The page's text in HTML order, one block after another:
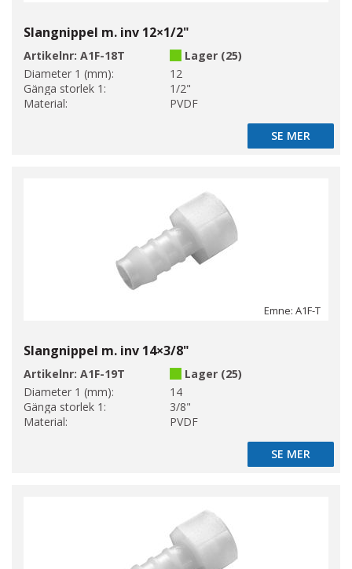
Slangnippel m. inv 12×1/2"
Artikelnr: A1F-18T
Lager (25)
Diameter 1 (mm):
12
Gänga storlek 1:
1/2"
Material:
PVDF
SE MER
SE MER
Emne: A1F-T
Slangnippel m. inv 14×3/8"
Artikelnr: A1F-19T
Lager (25)
Diameter 1 (mm):
14
Gänga storlek 1:
3/8"
Material:
PVDF
SE MER
SE MER